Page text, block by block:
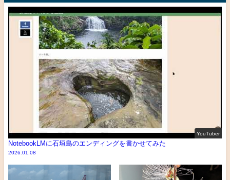
YouTuber
NotebookLMに石垣島のエンディングを書かせてみた
2026.01.08